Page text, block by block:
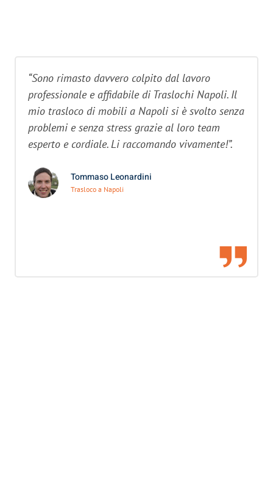
“Sono rimasto davvero colpito dal lavoro
professionale e affidabile di Traslochi Napoli. Il
mio trasloco di mobili a Napoli si è svolto senza
problemi e senza stress grazie al loro team
esperto e cordiale. Li raccomando vivamente!”.
Tommaso Leonardini
Trasloco a Napoli